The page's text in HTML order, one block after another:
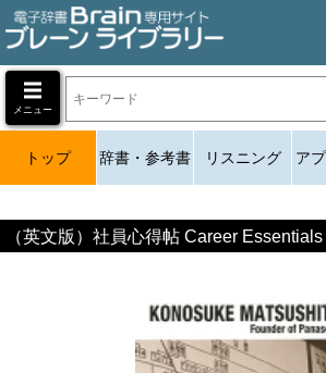
メニュー
トップ 辞書・参考書 リスニング ア
（英文版）社員心得帖 Career Essentials